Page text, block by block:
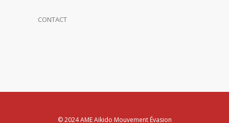
CONTACT
© 2024 AME Aïkido Mouvement Évasion